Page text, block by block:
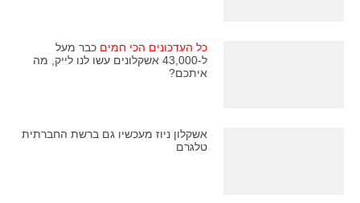
כל העדכונים הכי חמים כבר מעל
ל-43,000 אשקלונים עשו לנו לייק, מה
איתכם?
אשקלון ניוז מעכשיו גם ברשת החברתית
טלגרם